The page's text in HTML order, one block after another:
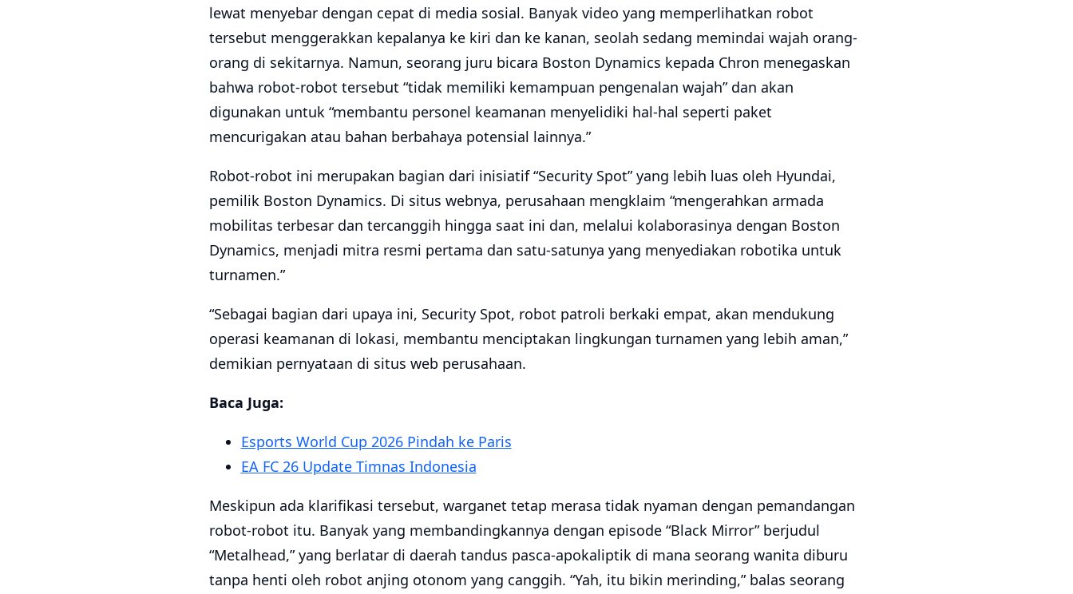
lewat menyebar dengan cepat di media sosial. Banyak video yang memperlihatkan robot
tersebut menggerakkan kepalanya ke kiri dan ke kanan, seolah sedang memindai wajah orang-
orang di sekitarnya. Namun, seorang juru bicara Boston Dynamics kepada Chron menegaskan
bahwa robot-robot tersebut “tidak memiliki kemampuan pengenalan wajah” dan akan
digunakan untuk “membantu personel keamanan menyelidiki hal-hal seperti paket
mencurigakan atau bahan berbahaya potensial lainnya.”
Robot-robot ini merupakan bagian dari inisiatif “Security Spot” yang lebih luas oleh Hyundai,
pemilik Boston Dynamics. Di situs webnya, perusahaan mengklaim “mengerahkan armada
mobilitas terbesar dan tercanggih hingga saat ini dan, melalui kolaborasinya dengan Boston
Dynamics, menjadi mitra resmi pertama dan satu-satunya yang menyediakan robotika untuk
turnamen.”
“Sebagai bagian dari upaya ini, Security Spot, robot patroli berkaki empat, akan mendukung
operasi keamanan di lokasi, membantu menciptakan lingkungan turnamen yang lebih aman,”
demikian pernyataan di situs web perusahaan.
Baca Juga:
Esports World Cup 2026 Pindah ke Paris
EA FC 26 Update Timnas Indonesia
Meskipun ada klarifikasi tersebut, warganet tetap merasa tidak nyaman dengan pemandangan
robot-robot itu. Banyak yang membandingkannya dengan episode “Black Mirror” berjudul
“Metalhead,” yang berlatar di daerah tandus pasca-apokaliptik di mana seorang wanita diburu
tanpa henti oleh robot anjing otonom yang canggih. “Yah, itu bikin merinding,” balas seorang